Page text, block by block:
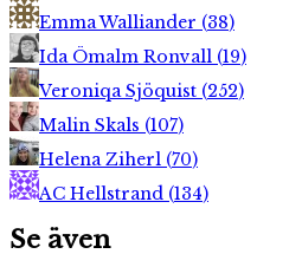
Emma Walliander (38)
Ida Ömalm Ronvall (19)
Veroniqa Sjöquist (252)
Malin Skals (107)
Helena Ziherl (70)
AC Hellstrand (134)
Se även